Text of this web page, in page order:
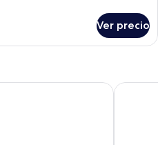
Ver precio